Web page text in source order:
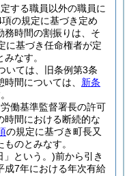
する職員以外の職員に
の規定に基づき定め
務時間の割振りは、そ
に基づき任命権者が定
なす。
いては、旧条例第3条
間については、 新条
働基準監督署長の許可
時間における断続的な
の規定に基づき町長又
のとみなす。
」という。)前から引き
成7年における年次有給